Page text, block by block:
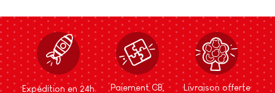
Expédition en 24h
Paiement CB,
Livraison offerte